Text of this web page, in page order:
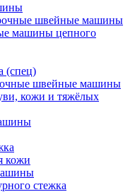
швейные машины
машины цепного
(спец)
швейные машины
кожи и тяжёлых
кожи
стежка